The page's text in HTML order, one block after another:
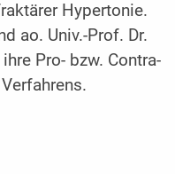
­Hypertonie.
ao. Univ.-Prof. Dr.
Pro- bzw. Contra-